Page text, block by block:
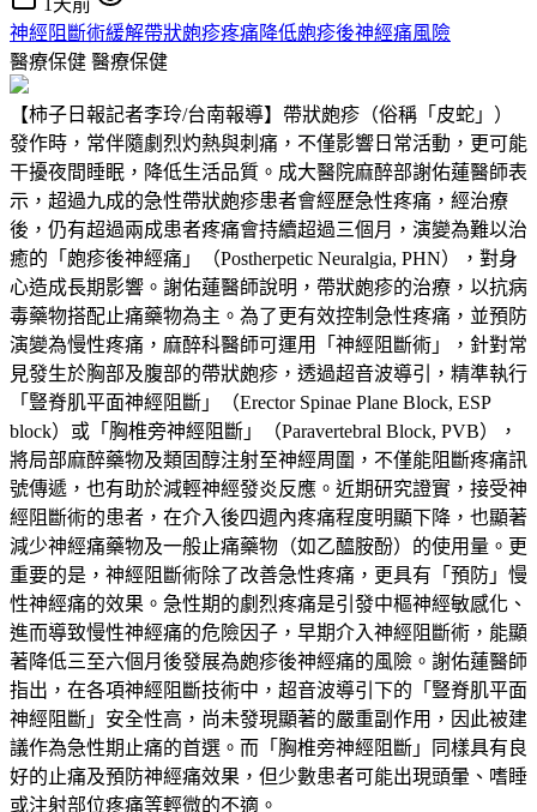
神經阻斷術緩解帶狀皰疹疼痛降低皰疹後神經痛風險
醫療保健 醫療保健
【柿子日報記者李玲/台南報導】帶狀皰疹（俗稱「皮蛇」）
發作時，常伴隨劇烈灼熱與刺痛，不僅影響日常活動，更可能
干擾夜間睡眠，降低生活品質。成大醫院麻醉部謝佑蓮醫師表
示，超過九成的急性帶狀皰疹患者會經歷急性疼痛，經治療
後，仍有超過兩成患者疼痛會持續超過三個月，演變為難以治
癒的「皰疹後神經痛」（Postherpetic Neuralgia, PHN），對身
心造成長期影響。謝佑蓮醫師說明，帶狀皰疹的治療，以抗病
毒藥物搭配止痛藥物為主。為了更有效控制急性疼痛，並預防
演變為慢性疼痛，麻醉科醫師可運用「神經阻斷術」，針對常
見發生於胸部及腹部的帶狀皰疹，透過超音波導引，精準執行
「豎脊肌平面神經阻斷」（Erector Spinae Plane Block, ESP
block）或「胸椎旁神經阻斷」（Paravertebral Block, PVB），
將局部麻醉藥物及類固醇注射至神經周圍，不僅能阻斷疼痛訊
號傳遞，也有助於減輕神經發炎反應。近期研究證實，接受神
經阻斷術的患者，在介入後四週內疼痛程度明顯下降，也顯著
減少神經痛藥物及一般止痛藥物（如乙醯胺酚）的使用量。更
重要的是，神經阻斷術除了改善急性疼痛，更具有「預防」慢
性神經痛的效果。急性期的劇烈疼痛是引發中樞神經敏感化、
進而導致慢性神經痛的危險因子，早期介入神經阻斷術，能顯
著降低三至六個月後發展為皰疹後神經痛的風險。謝佑蓮醫師
指出，在各項神經阻斷技術中，超音波導引下的「豎脊肌平面
神經阻斷」安全性高，尚未發現顯著的嚴重副作用，因此被建
議作為急性期止痛的首選。而「胸椎旁神經阻斷」同樣具有良
好的止痛及預防神經痛效果，但少數患者可能出現頭暈、嗜睡
或注射部位疼痛等輕微的不適。